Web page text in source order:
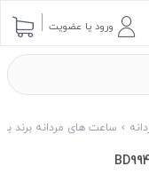
ورود یا عضویت
ساعت های مردانه برند